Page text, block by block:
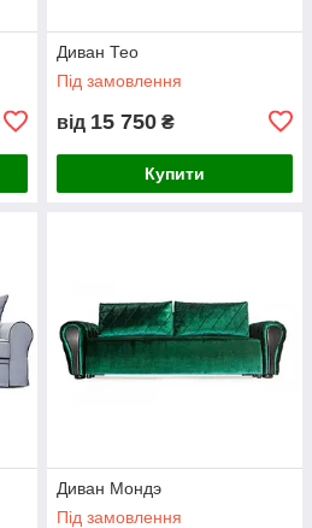
Диван Тео
Під замовлення
від 15 750 ₴
Купити
Диван Мондэ
Під замовлення